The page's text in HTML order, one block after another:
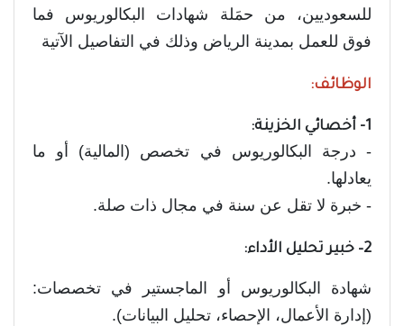
للسعوديين، من حمَلة شهادات البكالوريوس فما
فوق للعمل بمدينة الرياض وذلك في التفاصيل الآتية
الوظائف:
1- أخصائي الخزينة:
- درجة البكالوريوس في تخصص (المالية) أو ما
يعادلها.
- خبرة لا تقل عن سنة في مجال ذات صلة.
2– خبير تحليل الأداء:
شهادة البكالوريوس أو الماجستير في تخصصات:
(إدارة الأعمال، الإحصاء، تحليل البيانات).